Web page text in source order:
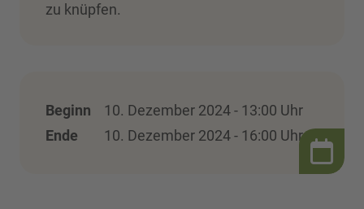
zu knüpfen.
Beginn
10. Dezember 2024 - 13:00 Uhr
Ende
10. Dezember 2024 - 16:00 Uhr